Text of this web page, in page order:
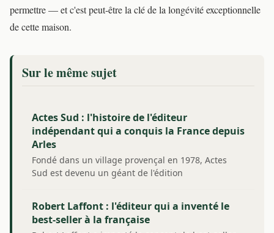
permettre — et c'est peut-être la clé de la longévité exceptionnelle
de cette maison.
Sur le même sujet
Actes Sud : l'histoire de l'éditeur
indépendant qui a conquis la France depuis
Arles
Fondé dans un village provençal en 1978, Actes
Sud est devenu un géant de l'édition
Robert Laffont : l'éditeur qui a inventé le
best-seller à la française